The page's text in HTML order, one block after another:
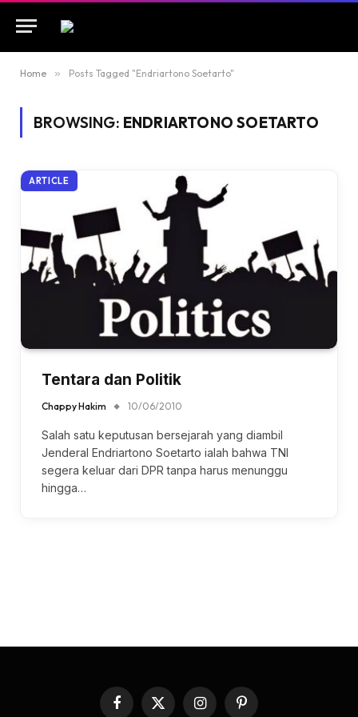
Home » Posts Tagged "Endriartono Soetarto"
BROWSING: ENDRIARTONO SOETARTO
ARTICLE
Tentara dan Politik
Chappy Hakim 10/06/2010
Salah satu keputusan bersejarah yang diambil
Jenderal Endriartono Soetarto ialah bahwa TNI
segera keluar dari DPR tanpa harus menunggu
hingga…
Facebook
X InstagramPinterest